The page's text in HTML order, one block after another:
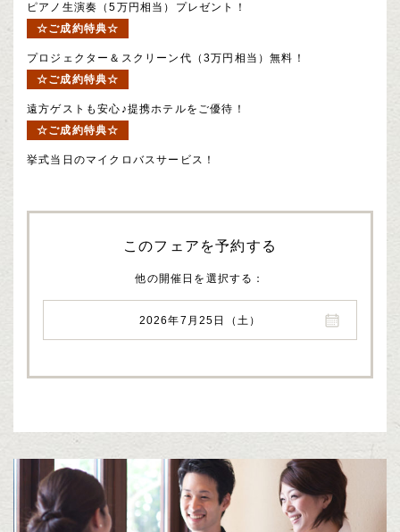
ピアノ生演奏（5万円相当）プレゼント！
☆ご成約特典☆
プロジェクター＆スクリーン代（3万円相当）無料！
☆ご成約特典☆
遠方ゲストも安心♪提携ホテルをご優待！
☆ご成約特典☆
挙式当日のマイクロバスサービス！
このフェアを予約する
他の開催日を選択する
2026年7月25日（土）